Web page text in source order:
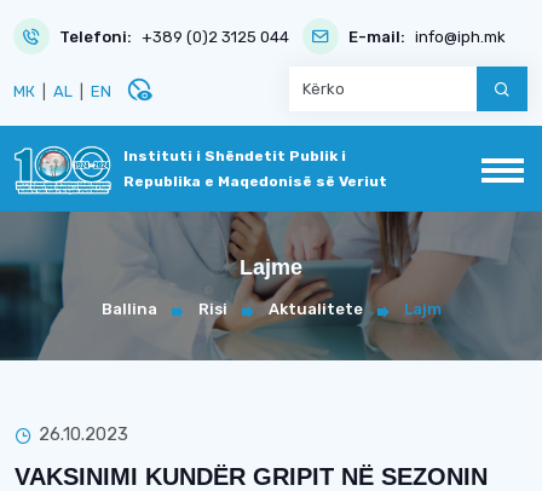
Telefoni: +389 (0)2 3125 044 E-mail: info@iph.mk
МК AL EN disabled_visible
Instituti i Shëndetit Publik i
Republika e Maqedonisë së Veriut
Lajme
Ballina Risi Aktualitete Lajm
26.10.2023
VAKSINIMI KUNDËR GRIPIT NË SEZONIN